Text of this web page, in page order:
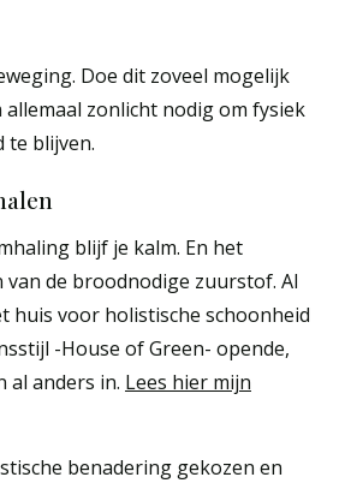
Doe dit zoveel mogelijk
allemaal zonlicht nodig om fysiek
te blijven.
blijf je kalm. En het
van de broodnodige zuurstof. Al
huis voor holistische schoonheid
-House of Green- opende,
al anders in. Lees hier mijn
benadering gekozen en